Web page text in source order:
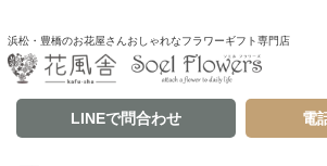
浜松・豊橋のお花屋さんおしゃれなフラワーギフト専門店
LINEで問合わせ 電